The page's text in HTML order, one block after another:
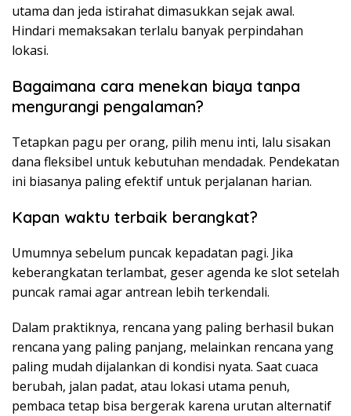
utama dan jeda istirahat dimasukkan sejak awal.
Hindari memaksakan terlalu banyak perpindahan
lokasi.
Bagaimana cara menekan biaya tanpa
mengurangi pengalaman?
Tetapkan pagu per orang, pilih menu inti, lalu sisakan
dana fleksibel untuk kebutuhan mendadak. Pendekatan
ini biasanya paling efektif untuk perjalanan harian.
Kapan waktu terbaik berangkat?
Umumnya sebelum puncak kepadatan pagi. Jika
keberangkatan terlambat, geser agenda ke slot setelah
puncak ramai agar antrean lebih terkendali.
Dalam praktiknya, rencana yang paling berhasil bukan
rencana yang paling panjang, melainkan rencana yang
paling mudah dijalankan di kondisi nyata. Saat cuaca
berubah, jalan padat, atau lokasi utama penuh,
pembaca tetap bisa bergerak karena urutan alternatif